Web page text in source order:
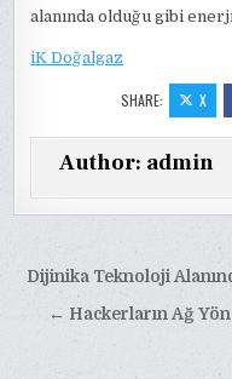
alanında olduğu gibi
iK Doğalgaz
SHARE: X
Author: admin
Yazı
gezinmesi
Dijinika Teknoloji
← Hackerların Ağ